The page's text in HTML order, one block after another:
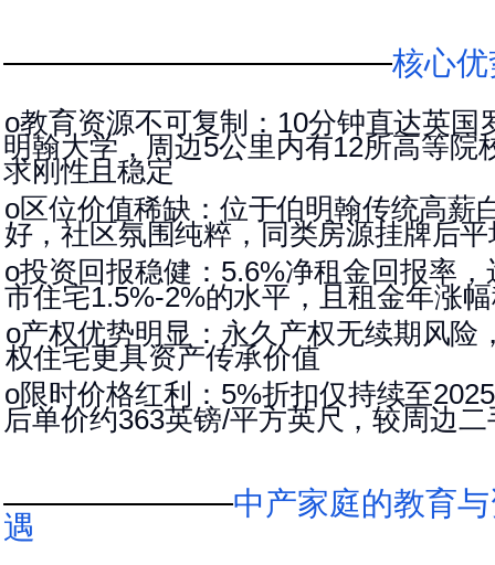
核心
o教育资源不可复制： 10分钟直达英国
明翰大学，周边5公里内有12所高等院
求刚性且稳定
o区位价值稀缺：位于伯明翰传统高薪
好，社区氛围纯粹，同类房源挂牌后
o投资回报稳健： 5.6%净租金回报率
市住宅1.5%-2%的水平，且租金年涨
o产权优势明显：永久产权无续期风险
权住宅更具资产传承价值
o限时价格红利： 5%折扣仅持续至2025
后单价约363英镑/平方英尺，较周边二
中产家庭的教育
遇